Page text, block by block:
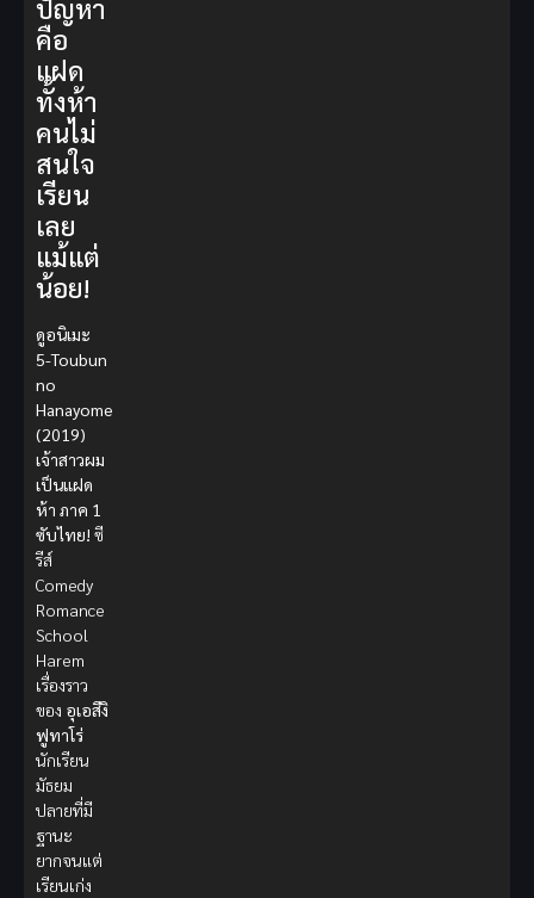
ปัญหา
คือ
แฝด
ทั้งห้า
คนไม่
สนใจ
เรียน
เลย
แม้แต่
น้อย!
ดูอนิเมะ
5-Toubun
no
Hanayome
(2019)
เจ้าสาวผม
เป็นแฝด
ห้า ภาค 1
ซับไทย! ซี
รีส์
Comedy
Romance
School
Harem
เรื่องราว
ของ อุเอสึงิ
ฟูทาโร่
นักเรียน
มัธยม
ปลายที่มี
ฐานะ
ยากจนแต่
เรียนเก่ง